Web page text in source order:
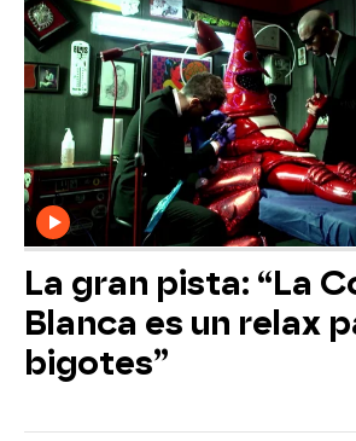
La gran pista: “La
Blanca es un relax
bigotes”